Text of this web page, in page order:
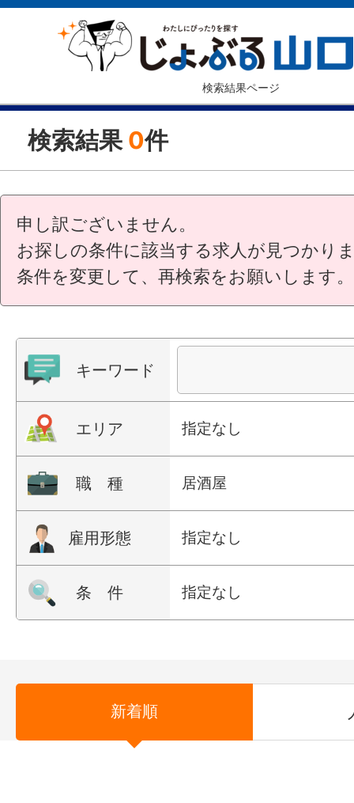
検索結果ページ
検索結果 0件
申し訳ございません。
お探しの条件に該当する求人が見つかり
条件を変更して、再検索をお願いします。
キーワード
エリア 指定なし
職 種 居酒屋
雇用形態 指定なし
条 件 指定なし
新着順